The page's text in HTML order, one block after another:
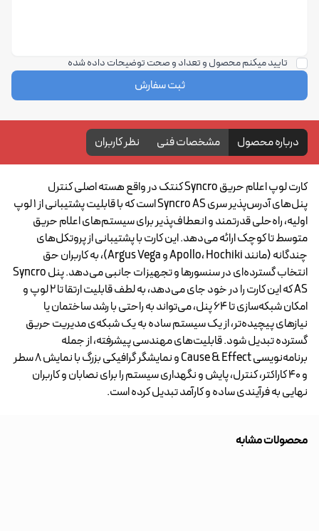
تایید میکنم محصول و تعداد و صحت توضیحات داده شده
ثبت سفارش
درباره محصول مشخصات فنی نظر کاربران
کارت لوپ اعلام حریق Syncro کنتک در واقع هسته اصلی کنترل
پنل‌های آدرس‌پذیر سری Syncro AS است که با قابلیت پشتیبانی از ۱ لوپ
اولیه، راه‌حلی قدرتمند و انعطاف‌پذیر برای سیستم‌های اعلام حریق
متوسط تا کوچک ارائه می‌دهد. این کارت با پشتیبانی از پروتکل‌های
چندگانه (مانند Apollo، Hochiki و Argus Vega)، به کاربران حق
انتخاب گسترده‌ای در سنسورها و تجهیزات جانبی می‌دهد. پنل Syncro
AS که این کارت را در خود جای می‌دهد، به لطف قابلیت ارتقا تا ۲ لوپ و
امکان شبکه‌سازی تا ۶۴ پنل، می‌تواند به راحتی با رشد ساختمان یا
نیازهای پیچیده‌تر، از یک سیستم ساده به یک شبکه‌ی مدیریت حریق
گسترده تبدیل شود. قابلیت‌های مهندسی پیشرفته، از جمله
برنامه‌نویسی Cause & Effect و نمایشگر گرافیکی بزرگ با نمایش ۸ سطر
و ۴۰ کاراکتر، کنترل، پایش و نگهداری سیستم را برای نصابان و کاربران
نهایی به فرآیندی ساده و کارآمد تبدیل کرده است.
محصولات مشابه